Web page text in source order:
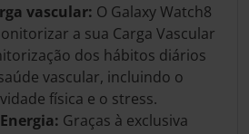
vascular: O Galaxy Watch8
a sua Carga Vascular
dos hábitos diários
vascular, incluindo o
física e o stress.
Graças à exclusiva